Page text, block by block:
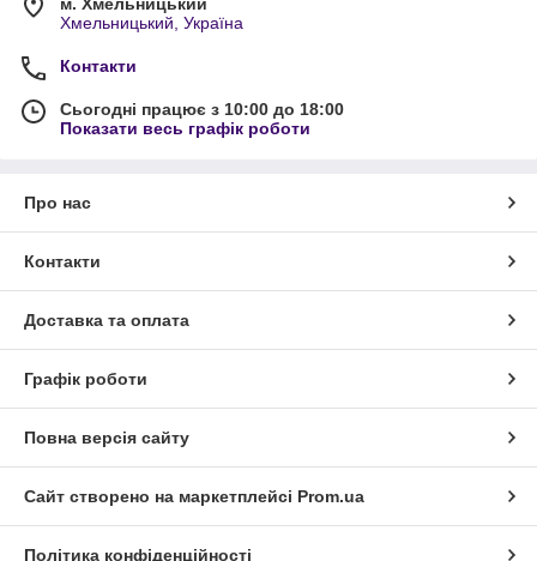
м. Хмельницький
Хмельницький, Україна
Контакти
Сьогодні працює з 10:00 до 18:00
Показати весь графік роботи
Про нас
Контакти
Доставка та оплата
Графік роботи
Повна версія сайту
Сайт створено на маркетплейсі Prom.ua
Політика конфіденційності